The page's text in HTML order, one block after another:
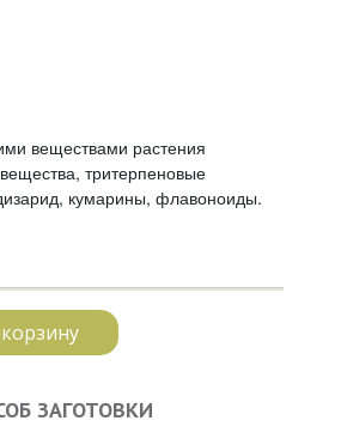
веществами растения
тритерпеновые
кумарины, флавоноиды.
ЗАГОТОВКИ